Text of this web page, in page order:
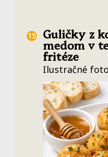
Guličky z
medom v
fritéze
Ilustračné